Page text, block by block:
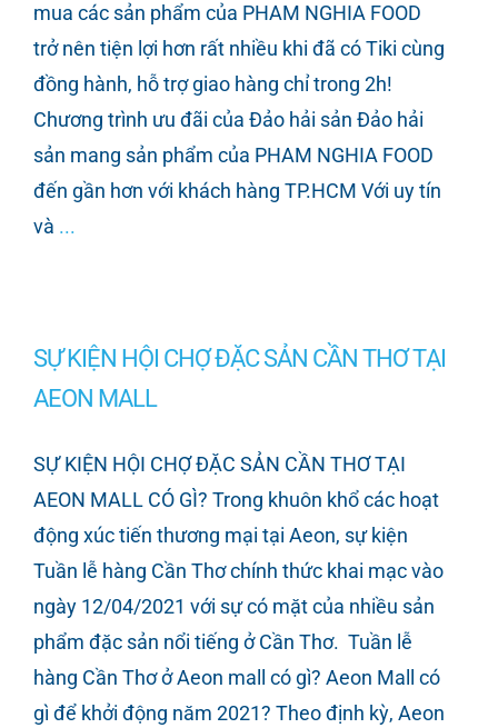
mua các sản phẩm của PHAM NGHIA FOOD
trở nên tiện lợi hơn rất nhiều khi đã có Tiki cùng
đồng hành, hỗ trợ giao hàng chỉ trong 2h!
Chương trình ưu đãi của Đảo hải sản Đảo hải
sản mang sản phẩm của PHAM NGHIA FOOD
đến gần hơn với khách hàng TP.HCM Với uy tín
và ...
SỰ KIỆN HỘI CHỢ ĐẶC SẢN CẦN THƠ TẠI
AEON MALL
SỰ KIỆN HỘI CHỢ ĐẶC SẢN CẦN THƠ TẠI
AEON MALL CÓ GÌ? Trong khuôn khổ các hoạt
động xúc tiến thương mại tại Aeon, sự kiện
Tuần lễ hàng Cần Thơ chính thức khai mạc vào
ngày 12/04/2021 với sự có mặt của nhiều sản
phẩm đặc sản nổi tiếng ở Cần Thơ. Tuần lễ
hàng Cần Thơ ở Aeon mall có gì? Aeon Mall có
gì để khởi động năm 2021? Theo định kỳ, Aeon